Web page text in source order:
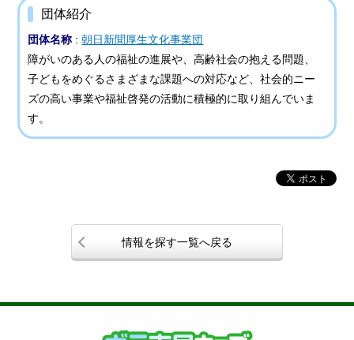
団体紹介
団体名称 :朝日新聞厚生文化事業団
障がいのある人の福祉の進展や、高齢社会の抱える問題、
子どもをめぐるさまざまな課題への対応など、社会的ニー
ズの高い事業や福祉啓発の活動に積極的に取り組んでいま
す。
情報を探す一覧へ戻る